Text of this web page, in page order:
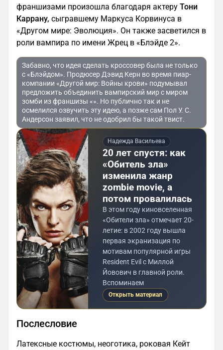
франшизами произошла благодаря актеру Тони
Каррану, сыгравшему Маркуса Корвинуса в
«Другом мире: Эволюция». Он также засветился в
роли вампира по имени Жрец в «Блэйде 2».
Забавно, что идея сделать кроссовер была не только
с «Блэйдом». Продюсер Дэвид Керн во время пиар-
компании «Другой мир: Войны крови» подумывал
предложить объединить вампирский мир с миром
зомби из франшизы «». Но публично так и не
осмелился озвучить эту идею, а позже сам Пол У. С.
Андерсон заявил, что не одобрил бы такой твист.
Надежда Васильева
20 лет спустя: как
«Обитель зла»
изменила жанр
zombie movie, а
потом провалилась
В этом году киновселенная
«Обители зла» отмечает 20-
летие: в 2002 году вышла
первая экранизация по
мотивам популярной игры
Resident Evil с Миллой
Йовович в главной роли.
Вспоминаем
Открыть материал
Послесловие
Латексные костюмы, неоготика, роковая Кейт